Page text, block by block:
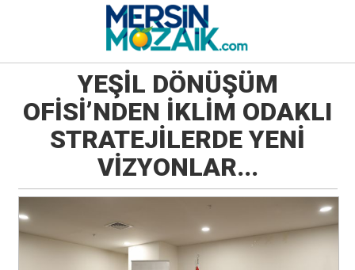
YEŞİL DÖNÜŞÜM
OFİSİ’NDEN İKLİM ODAKLI
STRATEJİLERDE YENİ
VİZYONLAR...